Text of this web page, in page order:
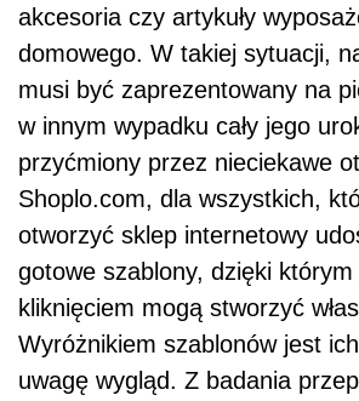
akcesoria czy artykuły
domowego. W takiej sytuacji,
musi być zaprezentowany na
w innym wypadku cały jego
przyćmiony przez nieciekawe
Shoplo.com, dla wszystkich,
otworzyć sklep internetowy
gotowe szablony, dzięki którym
kliknięciem mogą stworzyć
Wyróżnikiem szablonów jest
uwagę wygląd. Z badania